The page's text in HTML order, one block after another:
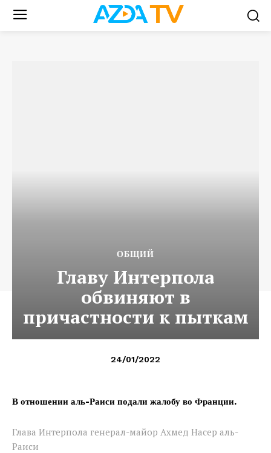
ОБЩИЙ
Главу Интерпола
обвиняют в
причастности к пыткам
24/01/2022
В отношении аль-Раиси подали жалобу во Франции.
Глава Интерпола генерал-майор Ахмед Насер аль-
Раиси